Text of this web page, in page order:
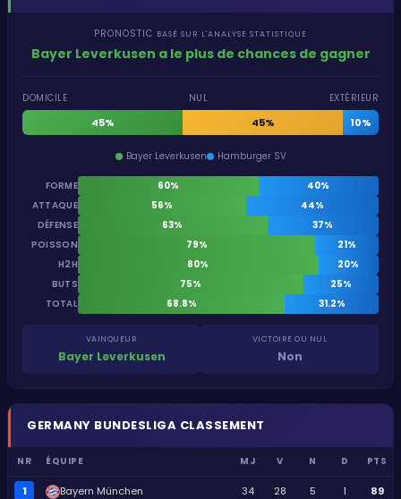
PRONOSTIC BASÉ SUR L'ANALYSE STATISTIQUE
Bayer Leverkusen a le plus de chances de gagner
DOMICILE NUL EXTÉRIEUR
45% 45% 10%
Bayer Leverkusen Hamburger SV
FORME 60%
40%
ATTAQUE
56%
44%
DÉFENSE
63%
37%
POISSON
79%
21%
H2H
80%
20%
BUTS
75%
25%
TOTAL
68.8% 31.2%
VAINQUEUR
Bayer Leverkusen
VICTOIRE OU NUL
Non
GERMANY BUNDESLIGA CLASSEMENT
NR ÉQUIPE MJ V N D PTS
1 Bayern München 34 28 5 1 89